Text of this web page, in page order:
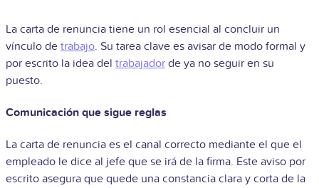
La carta de renuncia tiene un rol esencial al concluir un
vínculo de trabajo. Su tarea clave es avisar de modo formal y
por escrito la idea del trabajador de ya no seguir en su
puesto.
Comunicación que sigue reglas
La carta de renuncia es el canal correcto mediante el que el
empleado le dice al jefe que se irá de la firma. Este aviso por
escrito asegura que quede una constancia clara y corta de la